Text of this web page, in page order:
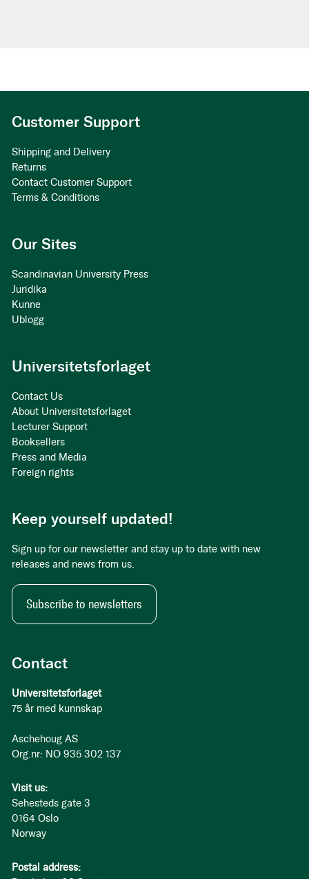
Contact
Universitetsforlaget
75 år med kunnskap
Aschehoug AS
Org.nr: NO 935 302 137
Visit us:
Sehesteds gate 3
0164 Oslo
Norway
Postal address:
Customer Support
Shipping and Delivery
Returns
Contact Customer Support
Terms & Conditions
Our Sites
Scandinavian University Press
Juridika
Kunne
Ublogg
Universitetsforlaget
Contact Us
About Universitetsforlaget
Lecturer Support
Booksellers
Press and Media
Foreign rights
Keep yourself updated!
Sign up for our newsletter and stay up to date with new
releases and news from us.
Subscribe to newsletters